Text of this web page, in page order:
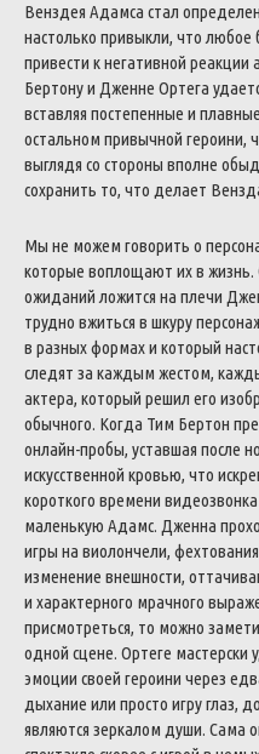
Венздея Адамса стал
настолько привыкли, что
привести к негативной
Бертону и Дженне Ортега
вставляя постепенные и
остальном привычной героини,
выглядя со стороны вполне
сохранить то, что делает
Мы не можем говорить о
которые воплощают их в жизнь.
ожиданий ложится на плечи
трудно вжиться в шкуру
в разных формах и который
следят за каждым жестом,
актера, который решил его
обычного. Когда Тим Бертон
онлайн-пробы, уставшая после
искусственной кровью, что
короткого времени
маленькую Адамс. Дженна
игры на виолончели,
изменение внешности,
и характерного мрачного
присмотреться, то можно
одной сцене. Ортеге мастерски
эмоции своей героини через
дыхание или просто игру глаз,
являются зеркалом души. Сама